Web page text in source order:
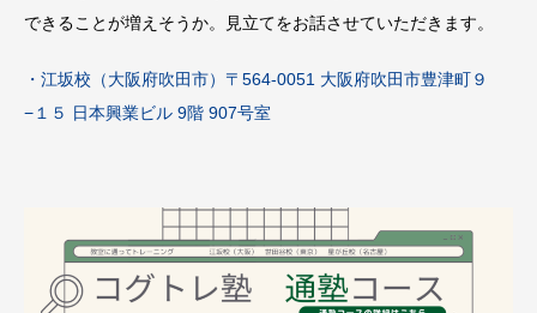
できることが増えそうか。見立てをお話させていただきます。
・江坂校（大阪府吹田市）〒564-0051 大阪府吹田市豊津町９
−１５ 日本興業ビル 9階 907号室